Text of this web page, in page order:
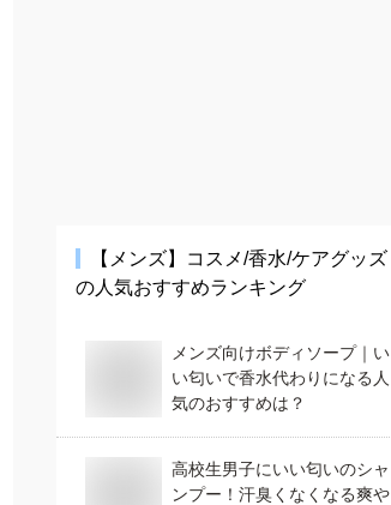
【メンズ】
コスメ/香水/ケアグッズ
の人気おすすめランキング
メンズ向けボディソープ｜い
い匂いで香水代わりになる人
気のおすすめは？
高校生男子にいい匂いのシャ
ンプー！汗臭くなくなる爽や